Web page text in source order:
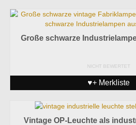
Große schwarze
NICHT BEWERTET
♥+ Merkliste
Vintage OP-Leuchte als